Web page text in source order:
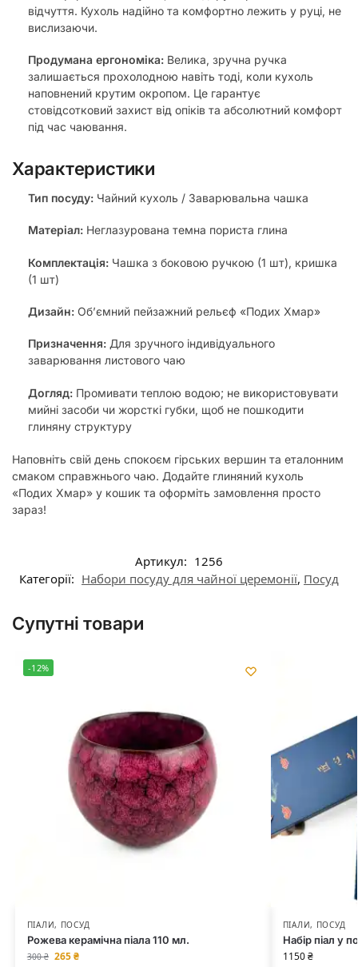
відчуття. Кухоль надійно та комфортно лежить у руці, не
вислизаючи.
Продумана ергономіка: Велика, зручна ручка
залишається прохолодною навіть тоді, коли кухоль
наповнений крутим окропом. Це гарантує
стовідсотковий захист від опіків та абсолютний комфорт
під час чаювання.
Характеристики
Тип посуду: Чайний кухоль / Заварювальна чашка
Матеріал: Неглазурована темна пориста глина
Комплектація: Чашка з боковою ручкою (1 шт), кришка
(1 шт)
Дизайн: Об’ємний пейзажний рельєф «Подих Хмар»
Призначення: Для зручного індивідуального
заварювання листового чаю
Догляд: Промивати теплою водою; не використовувати
мийні засоби чи жорсткі губки, щоб не пошкодити
глиняну структуру
Наповніть свій день спокоєм гірських вершин та еталонним
смаком справжнього чаю. Додайте глиняний кухоль
«Подих Хмар» у кошик та оформіть замовлення просто
зараз!
Артикул: 1256
Категорії: Набори посуду для чайної церемонії, Посуд
Супутні товари
-12%
ПІАЛИ, ПОСУД
Рожева керамічна піала 110 мл.
300₴ 265₴
ПІАЛИ, ПОСУД
Набір піал у
1150₴